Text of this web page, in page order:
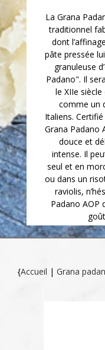
La Grana
traditionnel
dont
pâte pressée
granuleuse
Padano". Il
le XIIe
comme un
Italiens.
Grana Padano
douce et
intense. Il
seul et en
ou dans un
raviolis,
Padano AOP
{Accueil | Grana